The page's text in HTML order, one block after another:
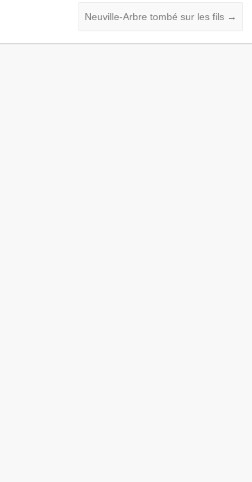
Neuville-Arbre tombé sur les fils →